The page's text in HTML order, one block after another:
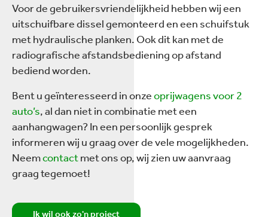
Voor de gebruikersvriendelijkheid hebben wij een
uitschuifbare dissel gemonteerd en een schuifstuk
met hydraulische planken. Ook dit kan met de
radiografische afstandsbediening op afstand
bediend worden.
Bent u geïnteresseerd in onzeoprijwagens voor 2
auto’s, al dan niet in combinatie met een
aanhangwagen? In een persoonlijk gesprek
informeren wij u graag over de vele mogelijkheden.
Neemcontactmet ons op, wij zien uw aanvraag
graag tegemoet!
Ik wil ook zo'n project